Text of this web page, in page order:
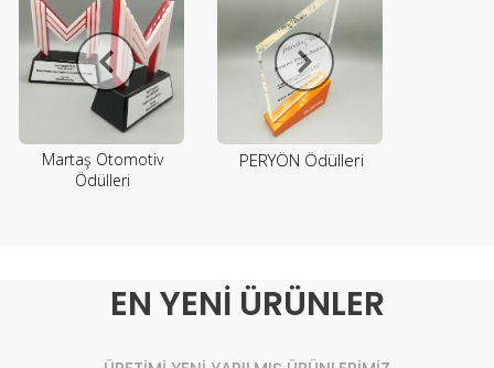
Martaş Otomotiv
Ödülleri
PERYÖN Ödülleri
EN YENİ ÜRÜNLER